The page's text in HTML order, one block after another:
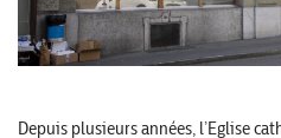
Depuis plusieurs années, l’Eglise